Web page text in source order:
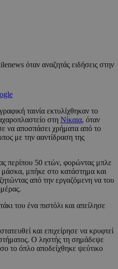
όταν αναζητάς ειδήσεις στην
ταινία εκτυλίχθηκαν το
στη Νίκαια, όταν
να αποσπάσει χρήματα από το
με την ααντίδραση της
περίπου 50 ετών, φορώντας μπλε
μάσκα, μπήκε στο κατάστημα και
από την εργαζόμενη να του
του ένα πιστόλι και απείλησε
και επιχείρησε να κρυφτεί
Ο ληστής τη σημάδεψε
το όπλο αποδείχθηκε ψεύτικο